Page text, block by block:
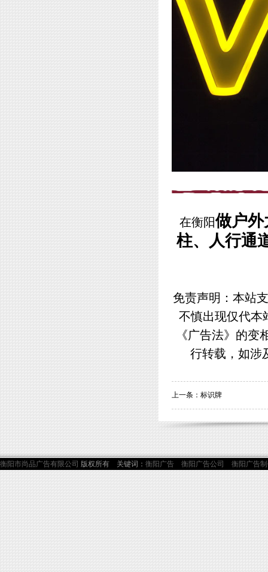
在衡阳做户
柱、人行通
免责声明：本站
不慎出现仅代本
《广告法》的
行转载，如涉
上一条： 标识牌
衡阳市尚品广告有限公司 版权所有 关键词： 衡阳广告 衡阳广告公司 衡阳广告